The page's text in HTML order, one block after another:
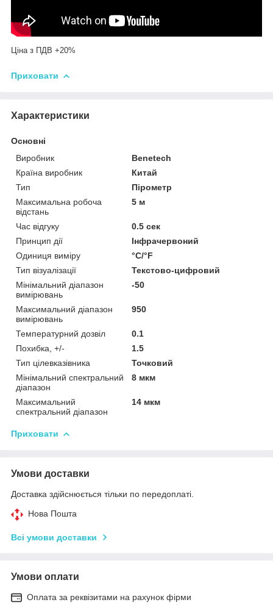
Ціна з ПДВ +20%
Приховати
Характеристики
Основні
Виробник
Benetech
Країна виробник
Китай
Тип
Пірометр
Максимальна робоча
відстань
5 м
Час відгуку
0.5 сек
Принцип дії
Інфрачервоний
Одиниця виміру
°С/°F
Тип візуалізації
Текстово-цифровий
Мінімальний діапазон
вимірювань
-50
Максимальний діапазон
вимірювань
950
Температурний дозвіл
0.1
Похибка, +/-
1.5
Тип цілевказівника
Точковий
Мінімальний спектральний
діапазон
8 мкм
Максимальний
спектральний діапазон
14 мкм
Приховати
Умови доставки
Доставка здійснюється тільки по передоплаті.
Нова Пошта
Всі умови доставки
Умови оплати
Оплата за реквізитами на рахунок фірми